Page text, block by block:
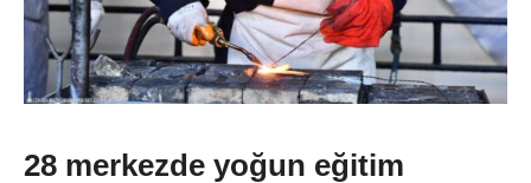
28 merkezde yoğun eğitim